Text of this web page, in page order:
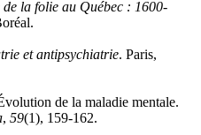
de la folie au Québec : 1600-
et antipsychiatrie. Paris,
de la maladie mentale.
, 59(1), 159-162.